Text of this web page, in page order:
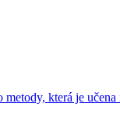
která je